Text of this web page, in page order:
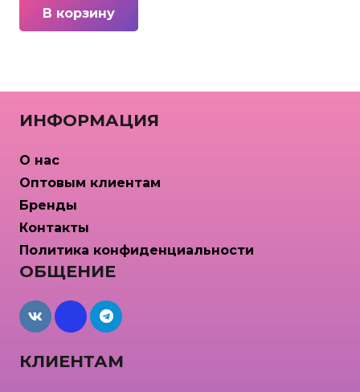
В корзину
КЛИЕНТАМ
ОБЩЕНИЕ
maxcdn
ИНФОРМАЦИЯ
О нас
Оптовым клиентам
Бренды
Контакты
Политика конфиденциальности